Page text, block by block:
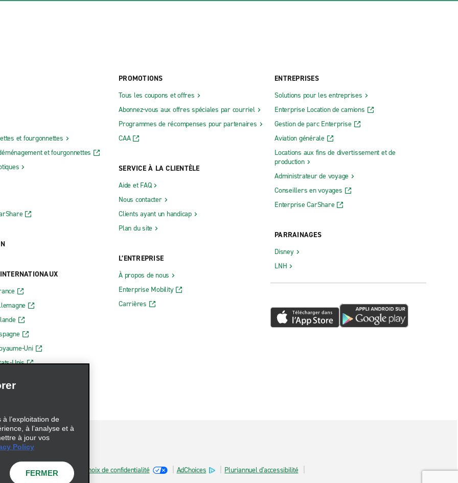
et fourgonnettes
et fourgonnettes
Uni
Unis
PROMOTIONS
Tous les coupons et offres
Abonnez-vous aux offres spéciales par courriel
Programmes de récompenses pour partenaires
CAA
SERVICE À LA CLIENTÈLE
Aide et FAQ
Nous contacter
Clients ayant un handicap
Plan du site
L’ENTREPRISE
À propos de nous
Enterprise Mobility
Carrières
ENTREPRISES
Solutions pour les entreprises
Enterprise Location de camions
Gestion de parc Enterprise
Aviation générale
Locations aux fins de divertissement et de
production
Administrateur de voyage
Conseillers en voyages
Enterprise CarShare
PARRAINAGES
Disney
LNH
les fichiers témoins Choix de confidentialité AdChoices Pluriannuel d'accessibilité
l’exploitation de
à l’analyse et à
à jour vos
Policy
FERMER